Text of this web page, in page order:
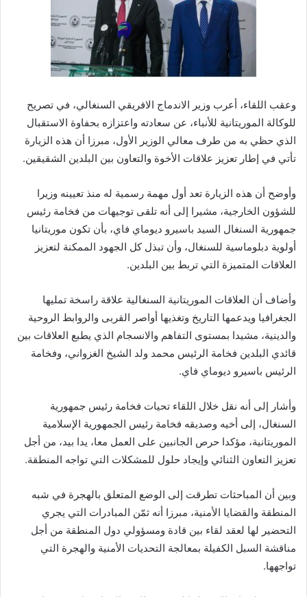
وعقب اللقاء، أعرب وزير الاندماج الافريقي السنغالي، في تصريح
للوكالة الموريتانية للأنباء، عن سعادته واعتزازه بحفاوة الاستقبال
الذي حظي به من طرف معالي الوزير الأول، مبرزا أن هذه الزيارة
تأتي في إطار تعزيز علاقات الأخوة والتعاون بين البلدين الشقيقين.
وأوضح أن هذه الزيارة تعد أول مهمة رسمية له منذ تعيينه وزيرا
للشؤون الخارجية، مشيرا إلى أنه تلقى توجيهات من فخامة رئيس
جمهورية السنغال السيد باسيرو ديوماي فاي، بأن تكون موريتانيا
أولوية دبلوماسية للسنغال، وأن تبذل كل الجهود الممكنة لتعزيز
العلاقات المتميزة التي تربط بين البلدين.
وأضاف أن العلاقات الموريتانية السنغالية علاقة راسخة تمليها
الجغرافيا ويدعمها التاريخ وتغذيها أواصر القربى والروابط الروحية
والدينية، مشيدا بمستوى التفاهم والانسجام الذي يطبع العلاقات بين
قائدي البلدين فخامة الرئيس محمد ولد الشيخ الغزواني، وفخامة
الرئيس باسيرو ديوماي فاي.
وأشار إلى أنه نقل خلال اللقاء تحيات فخامة رئيس جمهورية
السنغال، إلى أخيه وصديقه فخامة رئيس الجمهورية الإسلامية
الموريتانية، مؤكدا حرص الجانبين على العمل معا، يدا بيد، من أجل
تعزيز التعاون الثنائي وإيجاد حلول للمشكلات التي تواجه المنطقة.
وبين أن المباحثات تطرقت إلى الوضع المتعلق بالهجرة في شبه
المنطقة والقضايا الأمنية، مبرزا أنه ثمّن المبادرات التي يجري
التحضير لها لعقد لقاء بين قادة ومسؤولي دول المنطقة من أجل
مناقشة السبل الكفيلة بمعالجة التحديات الأمنية والهجرة التي
تواجهها.